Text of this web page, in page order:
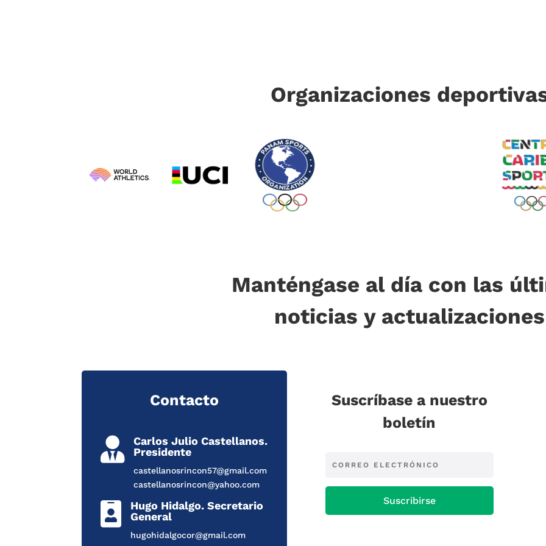
Organizaciones
Manténgase al día con las
noticias y actualizaciones
Contacto

Carlos Julio Castellanos.
Presidente
castellanosrincon57@gmail.com
castellanosrincon@yahoo.com

Hugo Hidalgo. Secretario
General
hugohidalgocor@gmail.com
Suscríbase a nuestro
boletín
Suscribirse